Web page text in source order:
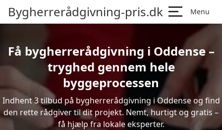
Bygherrerådgivning-pris.dk Menu
Få bygherrerådgivning i Oddense –
tryghed gennem hele
byggeprocessen
Indhent 3 tilbud på bygherrerådgivning i Oddense og find
den rette rådgiver til dit projekt. Nemt, hurtigt og gratis –
få hjælp fra lokale eksperter.